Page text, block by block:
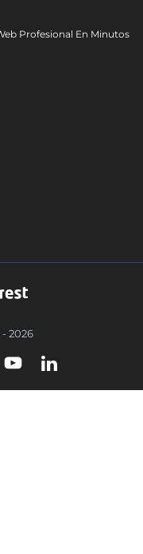
Profesional En Minutos
2026